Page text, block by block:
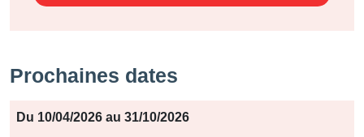
Prochaines dates
Période
Du 10/04/2026 au 31/10/2026